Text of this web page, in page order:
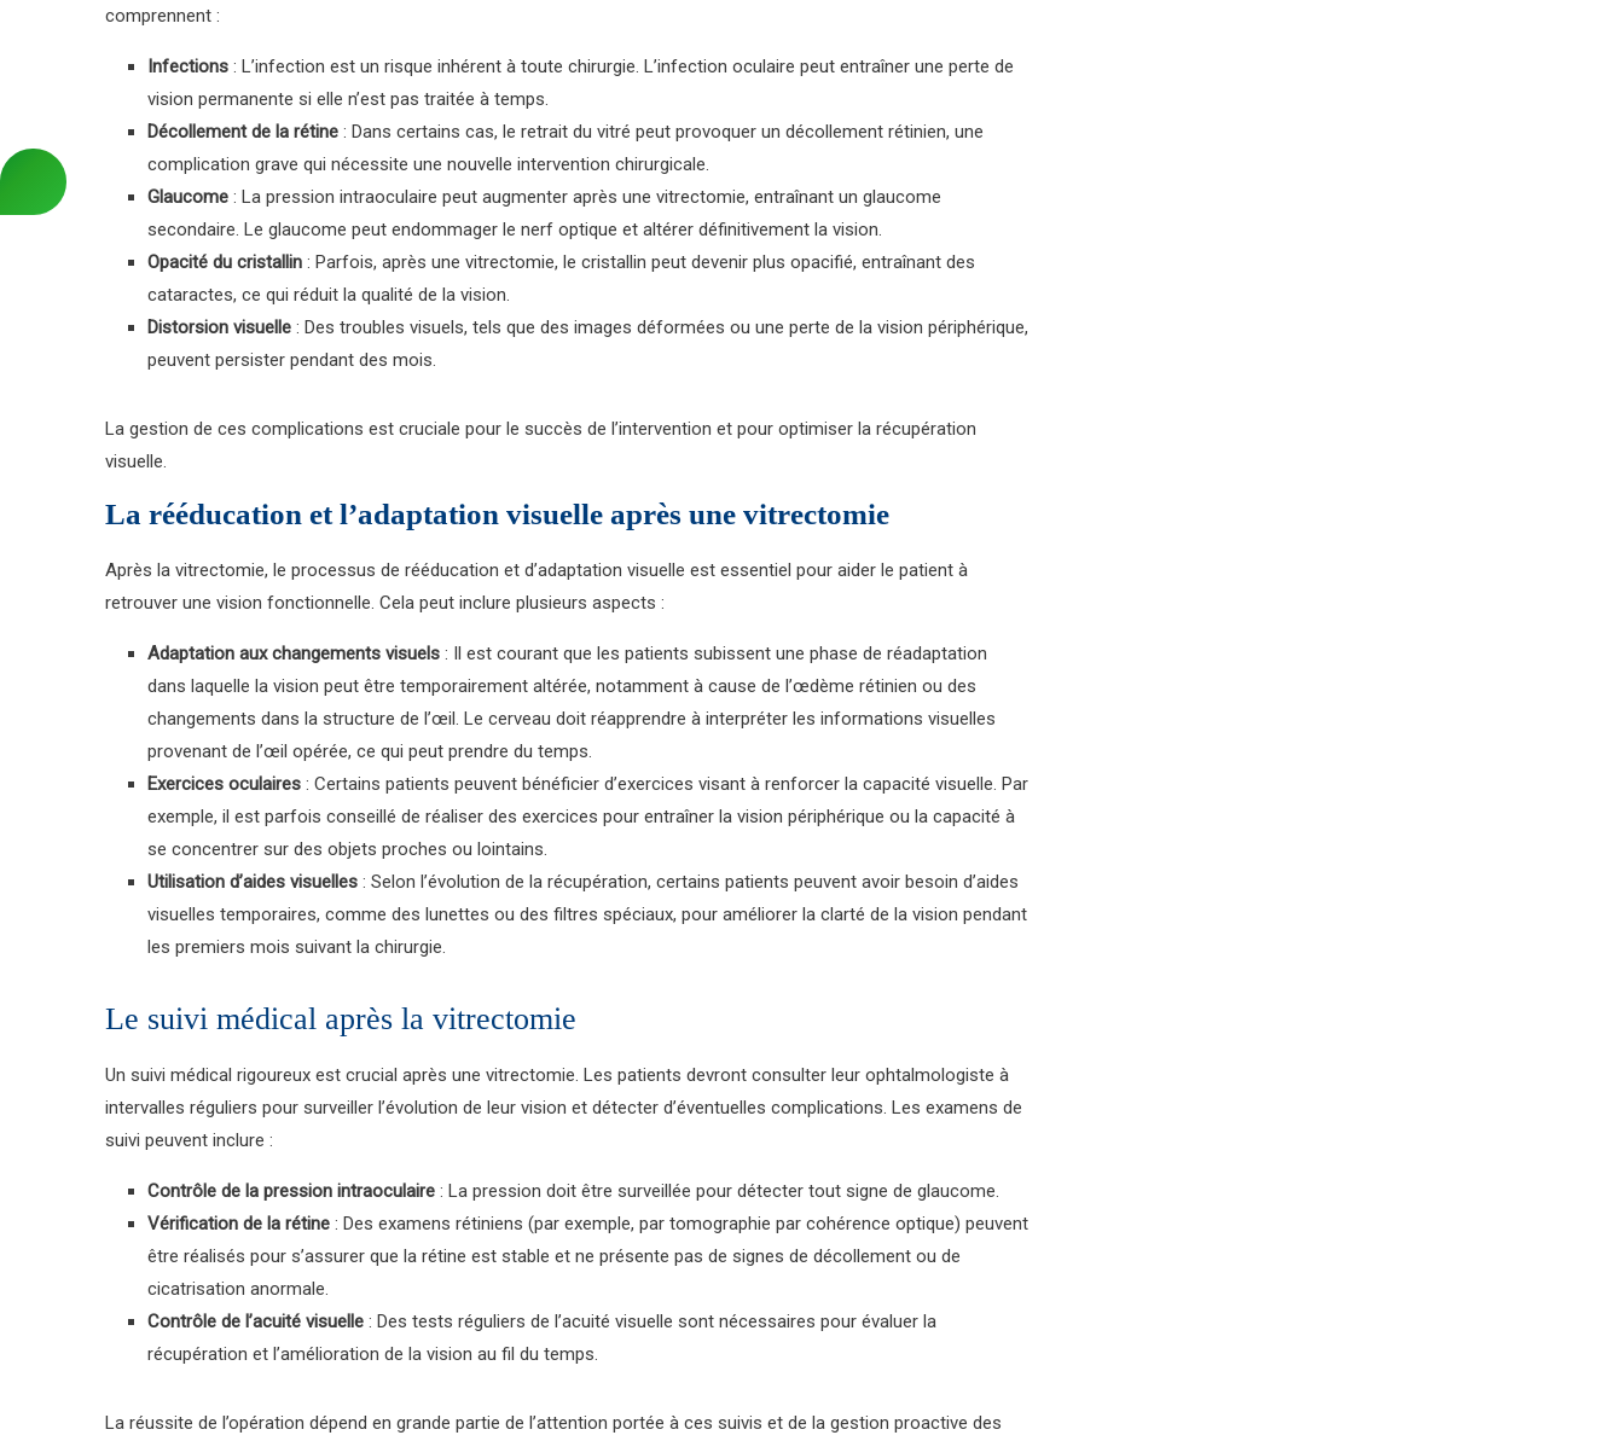
comprennent :
Infections : L’infection est un risque inhérent à toute chirurgie. L’infection oculaire peut entraîner une perte de
vision permanente si elle n’est pas traitée à temps.
Décollement de la rétine : Dans certains cas, le retrait du vitré peut provoquer un décollement rétinien, une
complication grave qui nécessite une nouvelle intervention chirurgicale.
Glaucome : La pression intraoculaire peut augmenter après une vitrectomie, entraînant un glaucome
secondaire. Le glaucome peut endommager le nerf optique et altérer définitivement la vision.
Opacité du cristallin : Parfois, après une vitrectomie, le cristallin peut devenir plus opacifié, entraînant des
cataractes, ce qui réduit la qualité de la vision.
Distorsion visuelle : Des troubles visuels, tels que des images déformées ou une perte de la vision périphérique,
peuvent persister pendant des mois.
La gestion de ces complications est cruciale pour le succès de l’intervention et pour optimiser la récupération
visuelle.
La rééducation et l’adaptation visuelle après une vitrectomie
Après la vitrectomie, le processus de rééducation et d’adaptation visuelle est essentiel pour aider le patient à
retrouver une vision fonctionnelle. Cela peut inclure plusieurs aspects :
Adaptation aux changements visuels : Il est courant que les patients subissent une phase de réadaptation
dans laquelle la vision peut être temporairement altérée, notamment à cause de l’œdème rétinien ou des
changements dans la structure de l’œil. Le cerveau doit réapprendre à interpréter les informations visuelles
provenant de l’œil opérée, ce qui peut prendre du temps.
Exercices oculaires : Certains patients peuvent bénéficier d’exercices visant à renforcer la capacité visuelle. Par
exemple, il est parfois conseillé de réaliser des exercices pour entraîner la vision périphérique ou la capacité à
se concentrer sur des objets proches ou lointains.
Utilisation d’aides visuelles : Selon l’évolution de la récupération, certains patients peuvent avoir besoin d’aides
visuelles temporaires, comme des lunettes ou des filtres spéciaux, pour améliorer la clarté de la vision pendant
les premiers mois suivant la chirurgie.
Le suivi médical après la vitrectomie
Un suivi médical rigoureux est crucial après une vitrectomie. Les patients devront consulter leur ophtalmologiste à
intervalles réguliers pour surveiller l’évolution de leur vision et détecter d’éventuelles complications. Les examens de
suivi peuvent inclure :
Contrôle de la pression intraoculaire : La pression doit être surveillée pour détecter tout signe de glaucome.
Vérification de la rétine : Des examens rétiniens (par exemple, par tomographie par cohérence optique) peuvent
être réalisés pour s’assurer que la rétine est stable et ne présente pas de signes de décollement ou de
cicatrisation anormale.
Contrôle de l’acuité visuelle : Des tests réguliers de l’acuité visuelle sont nécessaires pour évaluer la
récupération et l’amélioration de la vision au fil du temps.
La réussite de l’opération dépend en grande partie de l’attention portée à ces suivis et de la gestion proactive des